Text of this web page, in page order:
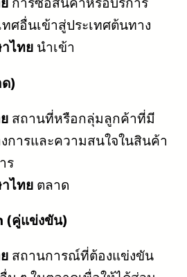
ทศอื่นเข้าสู่ประเทศต้นทาง
ไทย นำเข้า
)
สถานที่หรือกลุ่มลูกค้าที่มี
การและความสนใจในสินค้า
ร
ไทย ตลาด
(คู่แข่งขัน)
สถานการณ์ที่ต้องแข่งขัน